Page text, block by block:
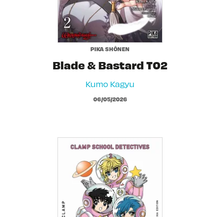
PIKA SHÔNEN
Blade & Bastard T02
Kumo Kagyu
06/05/2026